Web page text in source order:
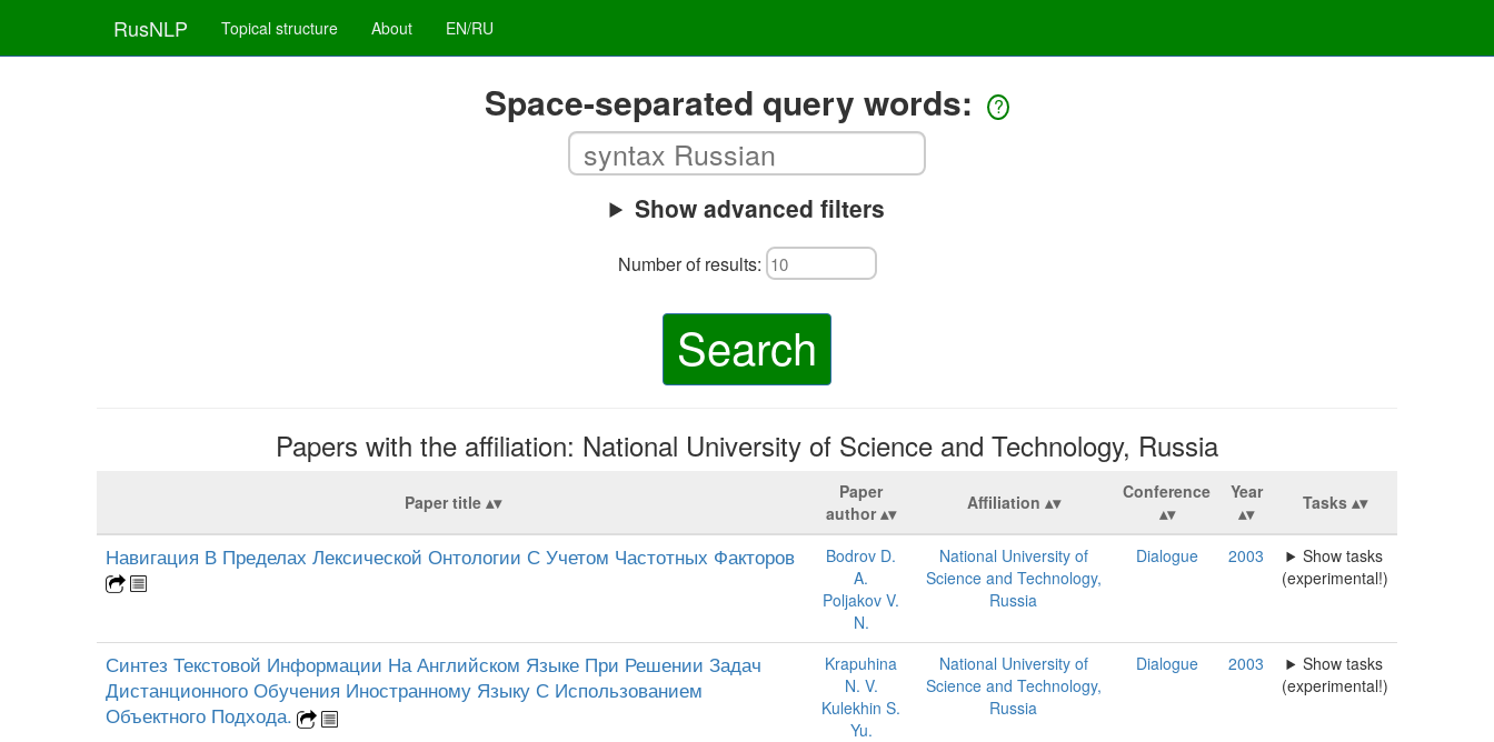
RusNLP Topical structure About EN/RU
Space-separated query words: ?
Show advanced filters
Number of results:
Search
Papers with the affiliation: National University of Science and Technology, Russia
Paper title
Paper
author
Affiliation Conference Year Tasks
Навигация В Пределах Лексической Онтологии С Учетом Частотных Факторов
Bodrov D.
A.
Poljakov V.
N.
National University of
Science and Technology,
Russia
Dialogue 2003
Show tasks
(experimental!)
Синтез Текстовой Информации На Английском Языке При Решении Задач
Дистанционного Обучения Иностранному Языку С Использованием
Объектного Подхода.
Krapuhina
N. V.
Kulekhin S.
Yu.
National University of
Science and Technology,
Russia
Dialogue 2003
Show tasks
(experimental!)